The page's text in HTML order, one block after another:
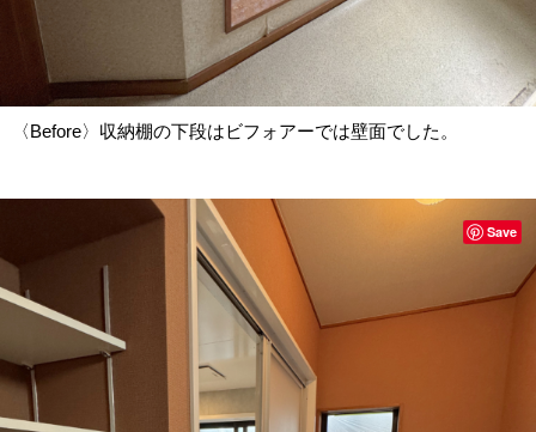
〈Before〉収納棚の下段はビフォアーでは壁面でした。
Save